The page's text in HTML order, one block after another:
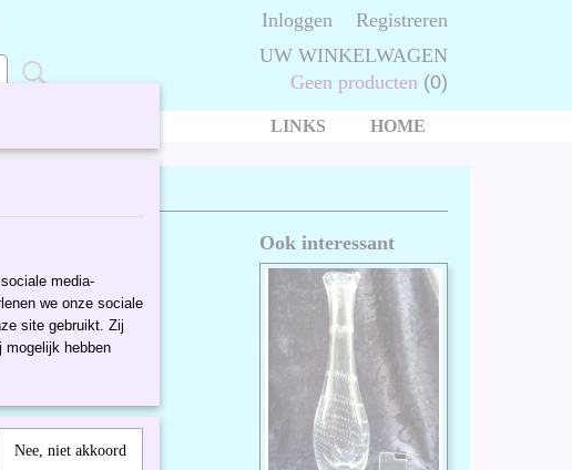
Inloggen
Registreren
UW WINKELWAGEN
Geen producten (0)
HOME
LINKS
Ook interessant
media-
we onze sociale
site gebruikt. Zij
mogelijk hebben
Nee, niet akkoord